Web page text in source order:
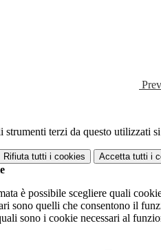
strumenti terzi da questo utilizzati
Rifiuta tutti i cookies Accetta tutti i
è possibile scegliere quali
sono quelli che consentono il
sono i cookie necessari al